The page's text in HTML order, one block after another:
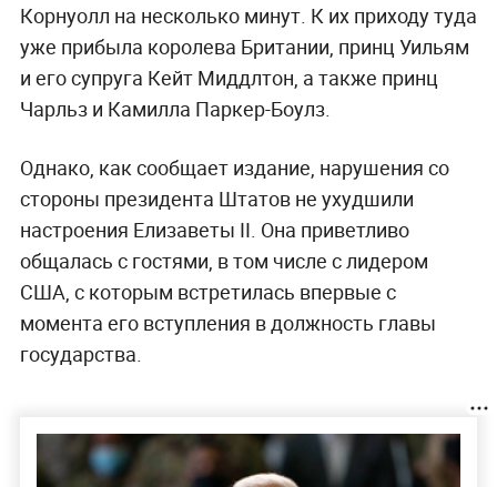
Корнуолл на несколько минут. К их приходу туда
уже прибыла королева Британии, принц Уильям
и его супруга Кейт Миддлтон, а также принц
Чарльз и Камилла Паркер-Боулз.
Однако, как сообщает издание, нарушения со
стороны президента Штатов не ухудшили
настроения Елизаветы II. Она приветливо
общалась с гостями, в том числе с лидером
США, с которым встретилась впервые с
момента его вступления в должность главы
государства.